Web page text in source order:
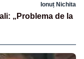
Ionuț Nichita
„Problema de la